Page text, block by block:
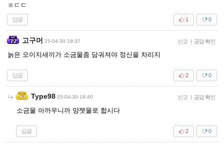
ㅎㄷㄷ
답글 0
1
고구머 25-04-30 18:37 신고 | 공감 확인
늙은 오이지새끼가 소금물좀 담궈져야 정신을 차리지
답글 0
2
Type98 25-04-30 18:40 신고 | 공감 확인
소금물 아까우니까 양잿물로 합시다
답글 0
2